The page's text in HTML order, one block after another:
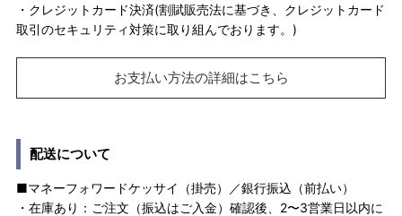
・クレジットカード決済(割賦販売法に基づき、クレジットカード
取引のセキュリティ対策に取り組んでおります。)
お支払い方法の詳細はこちら
配送について
■マネーフォワードケッサイ（掛売）／銀行振込（前払い）
・在庫あり：ご注文（振込はご入金）確認後、2〜3営業日以内に